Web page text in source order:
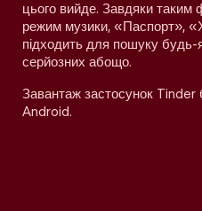
цього вийде. Завдяки таким
режим музики, «Паспорт»,
підходить для пошуку будь-
серйозних абощо.
Завантаж застосунок Tinder
Android.